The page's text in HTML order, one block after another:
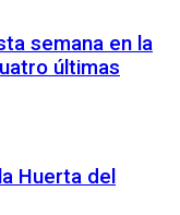
semana en la
últimas
Huerta del